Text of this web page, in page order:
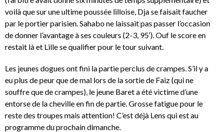
voilà que sur une ultime poussée lilloise, Dja se faisait faucher
par le portier parisien. Sahabo ne laissait pas passer l’occasion
de donner l’avantage à ses couleurs (2-3, 95′). Ouf le score en
restait là et Lille se qualifier pour le tour suivant.
Les jeunes dogues ont fini la partie perclus de crampes. S’il y a
eu plus de peur que de mal lors de la sortie de Faiz (qui ne
souffre que de crampes), le jeune Baret a été victime d’une
entorse de la cheville en fin de partie. Grosse fatigue pour le
reste des troupes mais attention! C’est déjà Lens qui est au
programme du prochain dimanche.